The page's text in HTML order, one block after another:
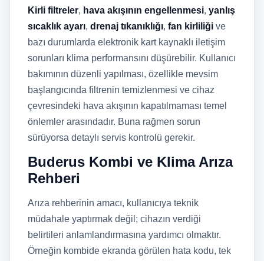
Kirli filtreler, hava akışının engellenmesi, yanlış
sıcaklık ayarı, drenaj tıkanıklığı, fan kirliliği ve
bazı durumlarda elektronik kart kaynaklı iletişim
sorunları klima performansını düşürebilir. Kullanıcı
bakımının düzenli yapılması, özellikle mevsim
başlangıcında filtrenin temizlenmesi ve cihaz
çevresindeki hava akışının kapatılmaması temel
önlemler arasındadır. Buna rağmen sorun
sürüyorsa detaylı servis kontrolü gerekir.
Buderus Kombi ve Klima Arıza
Rehberi
Arıza rehberinin amacı, kullanıcıya teknik
müdahale yaptırmak değil; cihazın verdiği
belirtileri anlamlandırmasına yardımcı olmaktır.
Örneğin kombide ekranda görülen hata kodu, tek